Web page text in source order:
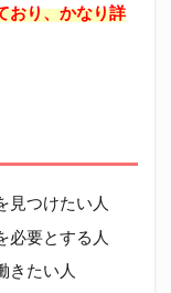
おり、かなり詳
見つけたい人
必要とする人
きたい人